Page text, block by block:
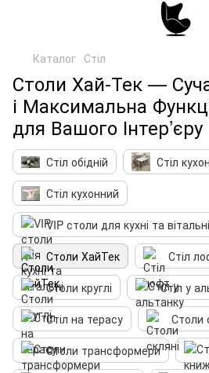
Каталог Стіл
Столи Хай-Тек —
і Максимальна
для Вашого Інтер’єру
Стіл обідній
Стіл
Стіл кухонний
VIP столи для кухні та вітальні
Столи ХайТек
Стіл
Столи круглі
Стіл у
Стіл на терасу
Столи
Столи трансформери